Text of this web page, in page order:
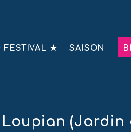
FESTIVAL ★ SAISON
(Jardin